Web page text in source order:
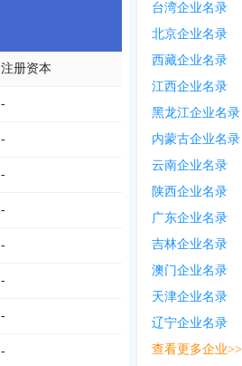
注册资本
-
-
-
-
-
-
-
-
台湾企业名录
北京企业名录
西藏企业名录
江西企业名录
黑龙江企业名录
内蒙古企业名录
云南企业名录
陕西企业名录
广东企业名录
吉林企业名录
澳门企业名录
天津企业名录
辽宁企业名录
查看更多企业>>